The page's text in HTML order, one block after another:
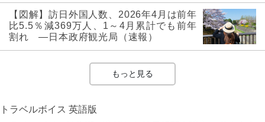
【図解】訪日外国人数、2026年4月は前年
比5.5％減369万人、1～4月累計でも前年
割れ ―日本政府観光局（速報）
もっと見る
トラベルボイス 英語版